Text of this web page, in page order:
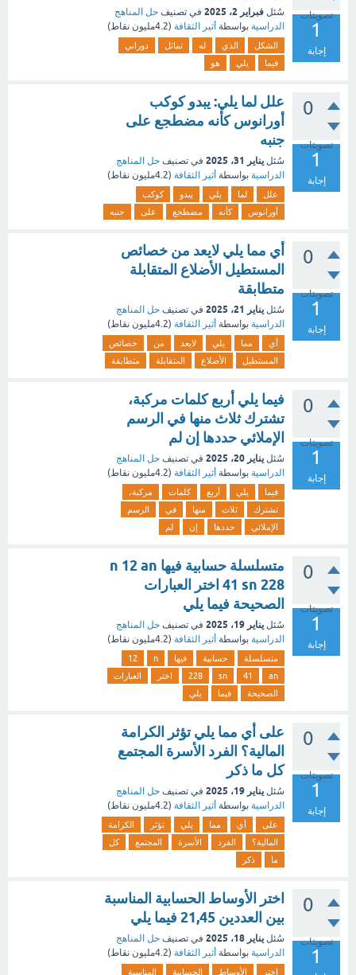
تصويتات
1
إجابة
سُئل فبراير 2، 2025 في تصنيف حل المناهج
الدراسية بواسطة أثير الثقافة (4.2مليون نقاط)
الشكل الذي له تماثل
دوراني
فيما
يلي هو
0
تصويتات
1
إجابة
علل لما يلي: يبدو كوكب
أورانوس كأنه مضطجع على
جنبه
سُئل يناير 31، 2025 في تصنيف حل المناهج
الدراسية بواسطة أثير الثقافة (4.2مليون نقاط)
علل لما يلي يبدو
كوكب
أورانوس
كأنه مضطجع على جنبه
0
تصويتات
1
إجابة
أي مما يلي لايعد من خصائص
المستطيل الأضلاع المتقابلة
متطابقة
سُئل يناير 21، 2025 في تصنيف حل المناهج
الدراسية بواسطة أثير الثقافة (4.2مليون نقاط)
أي مما يلي لايعد من
خصائص
المستطيل
الأضلاع المتقابلة متطابقة
0
تصويتات
1
إجابة
فيما يلي أربع كلمات مركبة،
تشترك ثلاث منها في الرسم
الإملائي حددها إن لم
سُئل يناير 20، 2025 في تصنيف حل المناهج
الدراسية بواسطة أثير الثقافة (4.2مليون نقاط)
فيما يلي أربع كلمات
مركبة،
تشترك
ثلاث منها في
الرسم
الإملائي
حددها إن لم
0
تصويتات
1
إجابة
متسلسلة حسابية فيها n 12 an
41 sn 228 اختر العبارات
الصحيحة فيما يلي
سُئل يناير 19، 2025 في تصنيف حل المناهج
الدراسية بواسطة أثير الثقافة (4.2مليون نقاط)
متسلسلة حسابية فيها n
12
an
41
sn
228 اختر
العبارات
الصحيحة
فيما يلي
0
تصويتات
1
إجابة
على أي مما يلي تؤثر الكرامة
المالية؟ الفرد الأسرة المجتمع
كل ما ذكر
سُئل يناير 19، 2025 في تصنيف حل المناهج
الدراسية بواسطة أثير الثقافة (4.2مليون نقاط)
على أي مما يلي تؤثر
الكرامة
المالية؟
الفرد الأسرة المجتمع
كل
ما
ذكر
0
تصويتات
1
اختر الأوساط الحسابية المناسبة
بين العددين 21,45 فيما يلي
سُئل يناير 18، 2025 في تصنيف حل المناهج
الدراسية بواسطة أثير الثقافة (4.2مليون نقاط)
اختر الأوساط الحسابية المناسبة